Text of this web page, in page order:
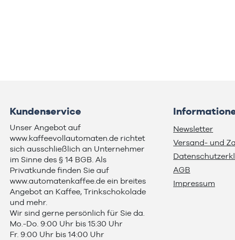
Kundenservice
Unser Angebot auf
www.kaffeevollautomaten.de richtet
sich ausschließlich an Unternehmer
im Sinne des § 14 BGB. Als
Privatkunde finden Sie auf
www.automatenkaffee.de ein breites
Angebot an Kaffee, Trinkschokolade
und mehr.
Wir sind gerne persönlich für Sie da.
Mo.-Do. 9:00 Uhr bis 15:30 Uhr
Fr. 9:00 Uhr bis 14:00 Uhr
Newsletter
Versand- und
AGB
Impressum